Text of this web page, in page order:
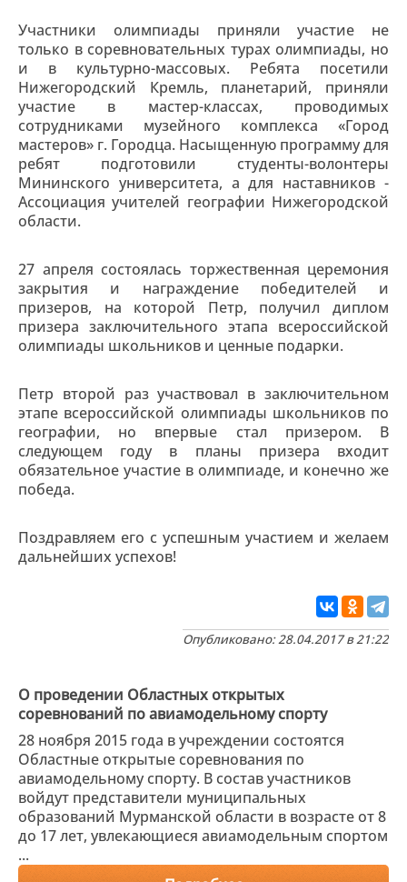
Участники олимпиады приняли участие не
только в соревновательных турах олимпиады, но
и в культурно-массовых. Ребята посетили
Нижегородский Кремль, планетарий, приняли
участие в мастер-классах, проводимых
сотрудниками музейного комплекса «Город
мастеров» г. Городца. Насыщенную программу для
ребят подготовили студенты-волонтеры
Мининского университета, а для наставников -
Ассоциация учителей географии Нижегородской
области.
27 апреля состоялась торжественная церемония
закрытия и награждение победителей и
призеров, на которой Петр, получил диплом
призера заключительного этапа всероссийской
олимпиады школьников и ценные подарки.
Петр второй раз участвовал в заключительном
этапе всероссийской олимпиады школьников по
географии, но впервые стал призером. В
следующем году в планы призера входит
обязательное участие в олимпиаде, и конечно же
победа.
Поздравляем его с успешным участием и желаем
дальнейших успехов!
Опубликовано: 28.04.2017 в 21:22
О проведении Областных открытых
соревнований по авиамодельному спорту
28 ноября 2015 года в учреждении состоятся
Областные открытые соревнования по
авиамодельному спорту. В состав участников
войдут представители муниципальных
образований Мурманской области в возрасте от 8
до 17 лет, увлекающиеся авиамодельным спортом
...